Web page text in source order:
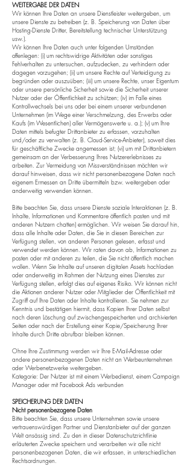
WEITERGABE DER DATEN
Wir können Ihre Daten an unsere Dienstleister weitergeben, um
unsere Dienste zu betreiben (z. B. Speicherung von Daten über
Hosting-Dienste Dritter, Bereitstellung technischer Unterstützung
usw.).
Wir können Ihre Daten auch unter folgenden Umständen
offenlegen: (i) um rechtswidrige Aktivitäten oder sonstiges
Fehlverhalten zu untersuchen, aufzudecken, zu verhindern oder
dagegen vorzugehen; (ii) um unsere Rechte auf Verteidigung zu
begründen oder auszuüben; (iii) um unsere Rechte, unser Eigentum
oder unsere persönliche Sicherheit sowie die Sicherheit unserer
Nutzer oder der Öffentlichkeit zu schützen; (iv) im Falle eines
Kontrollwechsels bei uns oder bei einem unserer verbundenen
Unternehmen (im Wege einer Verschmelzung, des Erwerbs oder
Kaufs (im Wesentlichen) aller Vermögenswerte u. a.); (v) um Ihre
Daten mittels befugter Drittanbieter zu erfassen, vorzuhalten
und/oder zu verwalten (z. B. Cloud-Service-Anbieter), soweit dies
für geschäftliche Zwecke angemessen ist; (vi) um mit Drittanbietern
gemeinsam an der Verbesserung Ihres Nutzererlebnisses zu
arbeiten. Zur Vermeidung von Missverständnissen möchten wir
darauf hinweisen, dass wir nicht personenbezogene Daten nach
eigenem Ermessen an Dritte übermitteln bzw. weitergeben oder
anderweitig verwenden können.
Bitte beachten Sie, dass unsere Dienste soziale Interaktionen (z. B.
Inhalte, Informationen und Kommentare öffentlich posten und mit
anderen Nutzern chatten) ermöglichen. Wir weisen Sie darauf hin,
dass alle Inhalte oder Daten, die Sie in diesen Bereichen zur
Verfügung stellen, von anderen Personen gelesen, erfasst und
verwendet werden können. Wir raten davon ab, Informationen zu
posten oder mit anderen zu teilen, die Sie nicht öffentlich machen
wollen. Wenn Sie Inhalte auf unseren digitalen Assets hochladen
oder anderweitig im Rahmen der Nutzung eines Dienstes zur
Verfügung stellen, erfolgt dies auf eigenes Risiko. Wir können nicht
die Aktionen anderer Nutzer oder Mitglieder der Öffentlichkeit mit
Zugriff auf Ihre Daten oder Inhalte kontrollieren. Sie nehmen zur
Kenntnis und bestätigen hiermit, dass Kopien Ihrer Daten selbst
nach deren Löschung auf zwischengespeicherten und archivierten
Seiten oder nach der Erstellung einer Kopie/Speicherung Ihrer
Inhalte durch Dritte abrufbar bleiben können.
Ohne Ihre Zustimmung werden wir Ihre E-Mail-Adresse oder
andere personenbezogenen Daten nicht an Werbeunternehmen
oder Werbenetzwerke weitergeben.
Kategorie: Der Nutzer ist mit einem Werbedienst, einem Campaign
Manager oder mit Facebook Ads verbunden
SPEICHERUNG DER DATEN
Nicht personenbezogene Daten
Bitte beachten Sie, dass unsere Unternehmen sowie unsere
vertrauenswürdigen Partner und Dienstanbieter auf der ganzen
Welt ansässig sind. Zu den in dieser Datenschutzrichtlinie
erläuterten Zwecke speichern und verarbeiten wir alle nicht
personenbezogenen Daten, die wir erfassen, in unterschiedlichen
Rechtsordnungen.